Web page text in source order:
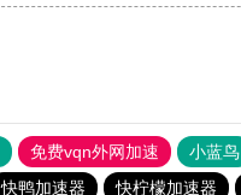
免费vqn外网加速 小蓝鸟
快鸭加速器 快柠檬加速器